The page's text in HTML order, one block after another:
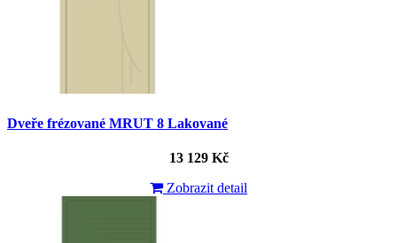
Dveře frézované MRUT 8 Lakované
13 129 Kč
Zobrazit detail